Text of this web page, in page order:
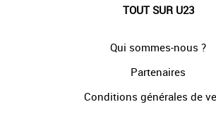
TOUT SUR U23
Qui sommes-nous ?
Partenaires
Conditions générales de